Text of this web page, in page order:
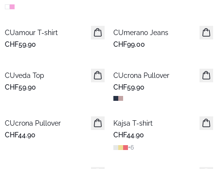
Neuheiten
CUamour T-shirt
CHF59.90
Neuheiten
CUmerano Jeans
CHF99.00
Neuheiten
CUveda Top
CHF59.90
Neuheiten
CUcrona Pullover
CHF59.90
Neuheiten
CUcrona Pullover
CHF44.90
Neuheiten
Kajsa T-shirt
CHF44.90
+6